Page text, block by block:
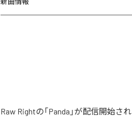
Raw Rightの「Panda」が配信開始さ